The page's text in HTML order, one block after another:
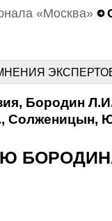
«Москва»
, Бородин
, Солженицын,